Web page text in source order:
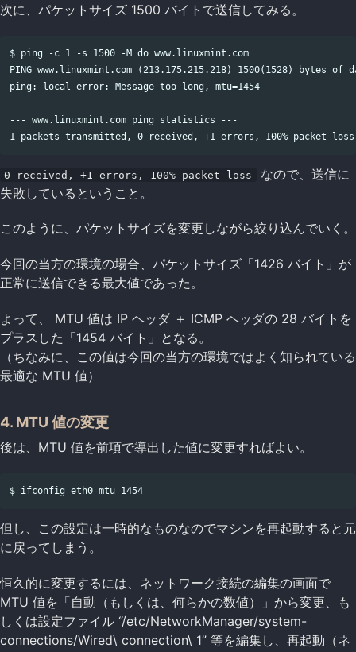
次に、パケットサイズ 1500 バイトで送信してみる。
$ ping -c 1 -s 1500 -M do www.linuxmint.com
PING www.linuxmint.com (213.175.215.218) 1500(1528) bytes of
ping: local error: Message too long, mtu=1454
--- www.linuxmint.com ping statistics ---
0 received, +1 errors, 100% packet loss
なので、送信に
失敗しているということ。
このように、パケットサイズを変更しながら絞り込んでいく。
今回の当方の環境の場合、パケットサイズ「1426 バイト」が
正常に送信できる最大値であった。
よって、 MTU 値は IP ヘッダ ＋ ICMP ヘッダの 28 バイトを
プラスした「1454 バイト」となる。
（ちなみに、この値は今回の当方の環境ではよく知られている
最適な MTU 値）
4. MTU 値の変更
後は、MTU 値を前項で導出した値に変更すればよい。
但し、この設定は一時的なものなのでマシンを再起動すると元
に戻ってしまう。
恒久的に変更するには、ネットワーク接続の編集の画面で
MTU 値を「自動（もしくは、何らかの数値）」から変更、も
しくは設定ファイル “/etc/NetworkManager/system-
connections/Wired\ connection\ 1” 等を編集し、再起動（ネ